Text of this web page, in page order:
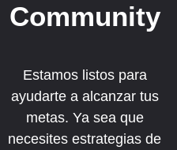
Community
Estamos listos para
ayudarte a alcanzar tus
metas. Ya sea que
necesites estrategias de